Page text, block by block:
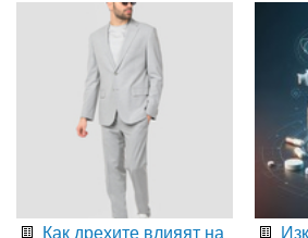
Как дрехите влияят на